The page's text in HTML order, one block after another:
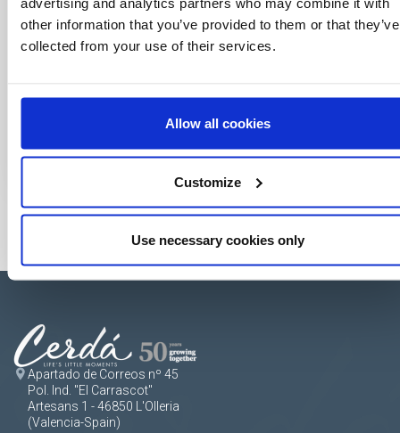
other information that you’ve provided to them or that they’ve
collected from your use of their services.
Allow all cookies
Customize
Use necessary cookies only
Apartado de Correos nº 45
Pol. Ind. "El Carrascot"
Artesans 1 - 46850 L'Olleria
(Valencia-Spain)